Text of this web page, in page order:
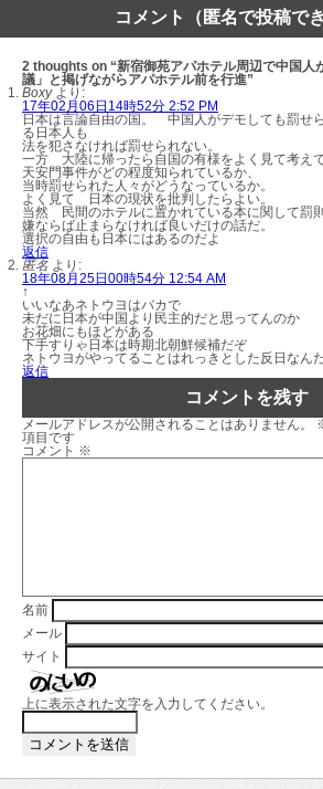
コメント（匿名で投稿で
2 thoughts on “新宿御苑アパホテル周辺で中国
議」と掲げながらアパホテル前を行進”
Boxy より:
17年02月06日14時52分 2:52 PM
日本は言論自由の国。 中国人がデモしても罰せ
る日本人も
法を犯さなければ罰せられない。
一方 大陸に帰ったら自国の有様をよく見て考えて
天安門事件がどの程度知られているか、
当時罰せられた人々がどうなっているか。
よく見て 日本の現状を批判したらよい。
当然 民間のホテルに置かれている本に関して罰則
嫌ならば止まらなければ良いだけの話だ。
選択の自由も日本にはあるのだよ
返信
匿名 より:
18年08月25日00時54分 12:54 AM
↑
いいなあネトウヨはバカで
未だに日本が中国より民主的だと思ってんのか
お花畑にもほどがある
下手すりゃ日本は時期北朝鮮候補だぞ
ネトウヨがやってることはれっきとした反日なん
返信
コメントを残す
メールアドレスが公開されることはありません。
項目です
コメント ※
名前
メール
サイト
上に表示された文字を入力してください。